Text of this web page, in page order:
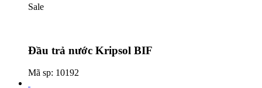
Sale
Đầu trả nước Kripsol BIF
Mã sp: 10192